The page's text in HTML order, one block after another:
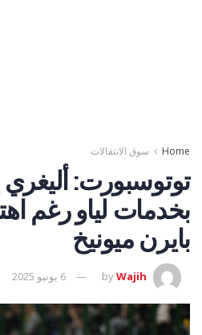
Home سوق الانتقالات
توتوسبورت:
بخدمات لياو رغم
بايرن ميونيخ
byWajih 6 يونيو 2025